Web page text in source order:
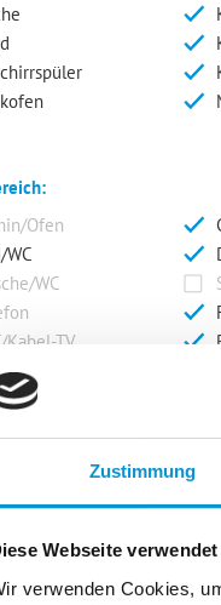
Zustimmung
Webseite
verwenden Cookies,
Ofen
WC
WC
Kabel-TV
Liegewiese